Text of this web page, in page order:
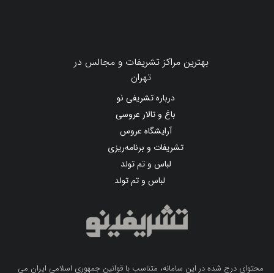
بهترین مراکز تشریفات و مجالس در
تهران
درباره تشریفی نو
باغ و تالار عروسی
آرایشگاه عروس
تشریفات و برنامه‌ریزی
لباس و تم تولد
لباس و تم تولد
محتوای درج شده در این سامانه، متناسب با قوانین جمهوری اسلامی ایران می